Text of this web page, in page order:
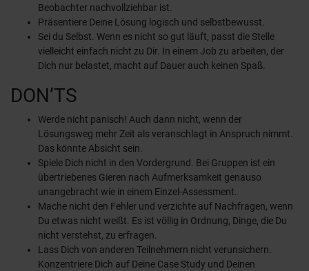
Beobachter nachvollziehbar ist.
Präsentiere Deine Lösung logisch und selbstbewusst.
Sei du Selbst. Wenn es nicht so gut läuft, passt die Stelle
vielleicht einfach nicht zu Dir. In einem Job zu arbeiten, der
Dich nur belastet, macht auf Dauer auch keinen Spaß.
DON’TS
Werde nicht panisch! Auch dann nicht, wenn der
Lösungsweg mehr Zeit als veranschlagt in Anspruch nimmt.
Das könnte Absicht sein.
Spiele Dich nicht in den Vordergrund. Bei Gruppen ist ein
übertriebenes Gieren nach Aufmerksamkeit genauso
unangebracht wie in einem Einzel-Assessment.
Mache nicht den Fehler und verzichte auf Nachfragen, wenn
Du etwas nicht weißt. Es ist völlig in Ordnung, Dinge, die Du
nicht verstehst, zu erfragen.
Lass Dich von anderen Teilnehmern nicht verunsichern.
Konzentriere Dich auf Deine Case Study und Deinen